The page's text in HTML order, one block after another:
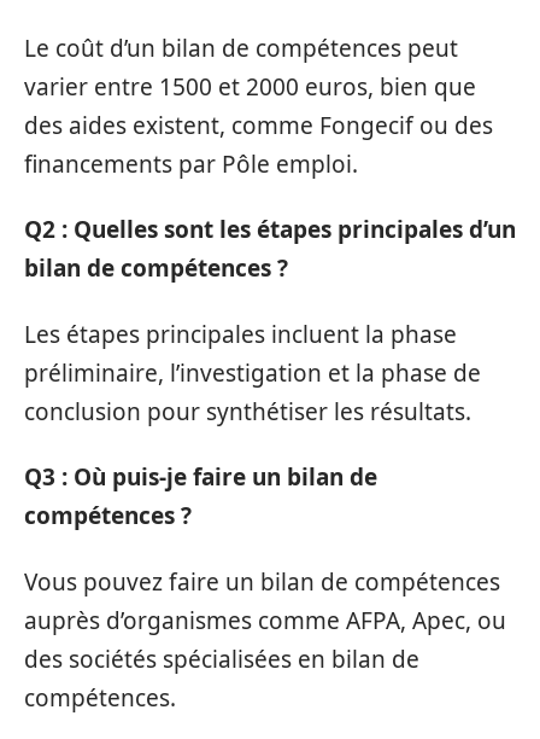
Le coût d’un bilan de compétences peut
varier entre 1500 et 2000 euros, bien que
des aides existent, comme Fongecif ou des
financements par Pôle emploi.
Q2 : Quelles sont les étapes principales d’un
bilan de compétences ?
Les étapes principales incluent la phase
préliminaire, l’investigation et la phase de
conclusion pour synthétiser les résultats.
Q3 : Où puis-je faire un bilan de
compétences ?
Vous pouvez faire un bilan de compétences
auprès d’organismes comme AFPA, Apec, ou
des sociétés spécialisées en bilan de
compétences.